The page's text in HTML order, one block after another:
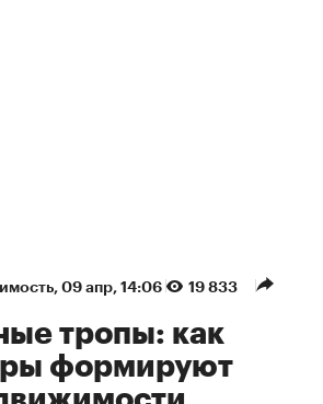
09 апр, 14:06 19 833
тропы: как
формируют